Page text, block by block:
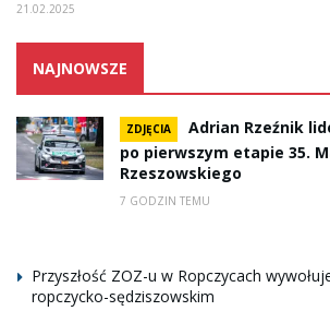
21.02.2025
NAJNOWSZE
ZDJĘCIA
Adrian Rzeźnik
po pierwszym etapie 35.
Rzeszowskiego
7 GODZIN TEMU
Przyszłość ZOZ-u w Ropczycach
ropczycko-sędziszowskim